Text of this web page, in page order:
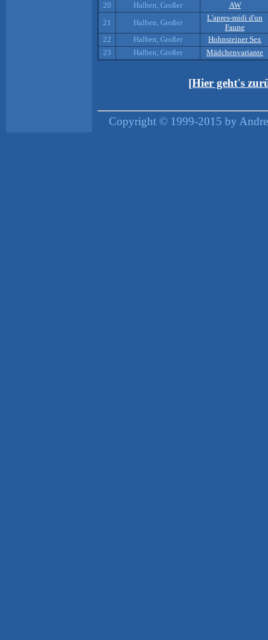
20
Halben, Großer
AW
21
Halben, Großer
L'apres-midi d'un
Faune
22
Halben, Großer
Hohnsteiner Sex
23
Halben, Großer Mädchenvariante
[Hier geht's
Copyright © 1999-2015 by